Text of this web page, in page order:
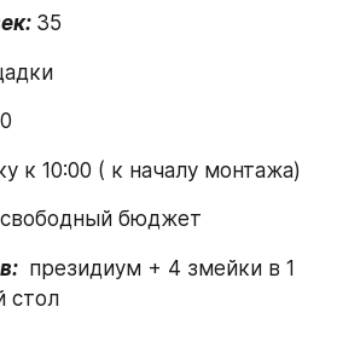
35
к 10:00 ( к началу монтажа)
свободный бюджет
президиум + 4 змейки в 1
стол